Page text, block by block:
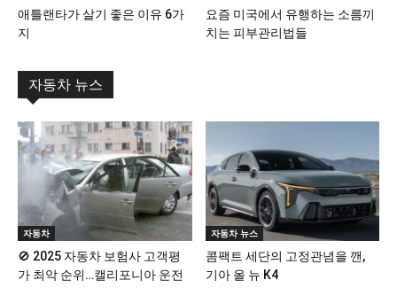
애틀랜타가 살기 좋은 이유 6가
지
요즘 미국에서 유행하는 소름끼
치는 피부관리법들
자동차 뉴스
자동차
🚫 2025 자동차 보험사 고객평
가 최악 순위…캘리포니아 운전
자동차 뉴스
콤팩트 세단의 고정관념을 깬,
기아 올 뉴 K4